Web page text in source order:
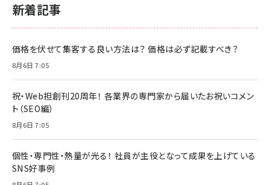
新着記事
価格を伏せて集客する良い方法は？ 価格は必ず記載すべき？
8月6日 7:05
祝・Web担創刊20周年！ 各業界の専門家から届いたお祝いコメン
ト（SEO編）
8月6日 7:05
個性・専門性・熱量が光る！ 社員が主役となって成果を上げている
SNS好事例